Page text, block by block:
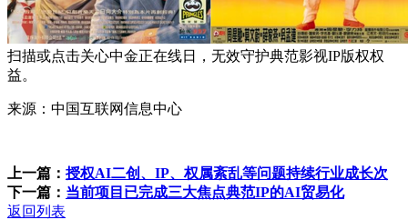
扫描或点击关心中金正在线日，无效守护典范影视IP版权权
益。
来源：中国互联网信息中心
上一篇： 授权AI二创、IP、权属紊乱等问题持续行业成长次
下一篇： 当前项目已完成三大焦点典范IP的AI贸易化
返回列表